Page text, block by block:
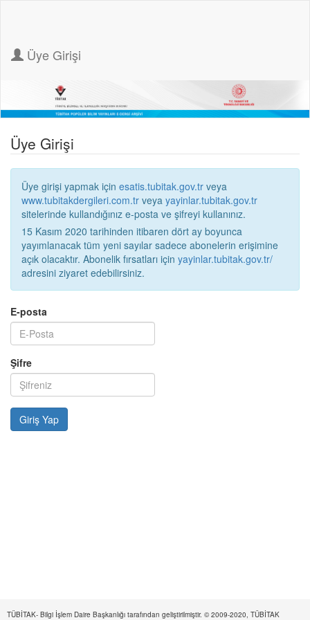
Üye Girişi
Üye Girişi
Üye girişi yapmak için esatis.tubitak.gov.tr veya
www.tubitakdergileri.com.tr veya yayinlar.tubitak.gov.tr
sitelerinde kullandığınız e-posta ve şifreyi kullanınız.
15 Kasım 2020 tarihinden itibaren dört ay boyunca
yayımlanacak tüm yeni sayılar sadece abonelerin erişimine
açık olacaktır. Abonelik fırsatları için yayinlar.tubitak.gov.tr/
adresini ziyaret edebilirsiniz.
E-posta
Şifre
TÜBİTAK- Bilgi İşlem Daire Başkanlığı tarafından geliştirilmiştir. © 2009-2020, TÜBİTAK